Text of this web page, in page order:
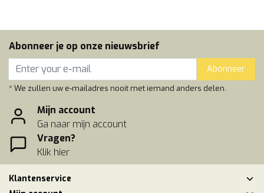
Abonneer je op onze nieuwsbrief
Abonneer
* We zullen uw e-mailadres nooit met iemand anders delen.
Mijn account
Ga naar mijn account
Vragen?
Klik hier
Klantenservice